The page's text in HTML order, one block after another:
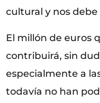
cultural y nos debe
El millón de euros
contribuirá, sin
especialmente a
todavía no han